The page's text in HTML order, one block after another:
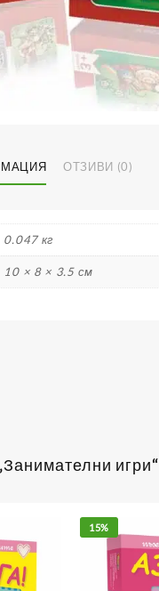
ОТЗИВИ (0)
0.047 кг
10 × 8 × 3.5 см
игри“
15%